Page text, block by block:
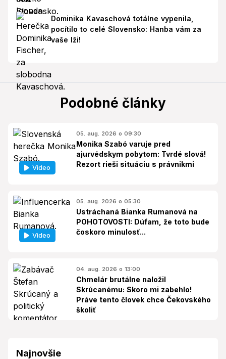
Dominika Kavaschová totálne vypenila,
pocítilo to celé Slovensko: Hanba vám za
vaše lži!
Podobné články
Video
05. aug. 2026 o 09:30
Monika Szabó varuje pred
ajurvédskym pobytom: Tvrdé slová!
Rezort rieši situáciu s právnikmi
Video
05. aug. 2026 o 05:30
Ustráchaná Bianka Rumanová na
POHOTOVOSTI: Dúfam, že toto bude
čoskoro minulosť...
04. aug. 2026 o 13:00
Chmelár brutálne naložil
Skrúcanému: Skoro mi zabehlo!
Práve tento človek chce Čekovského
školiť
Najnovšie